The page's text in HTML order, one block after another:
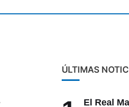
ÚLTIMAS
El Real